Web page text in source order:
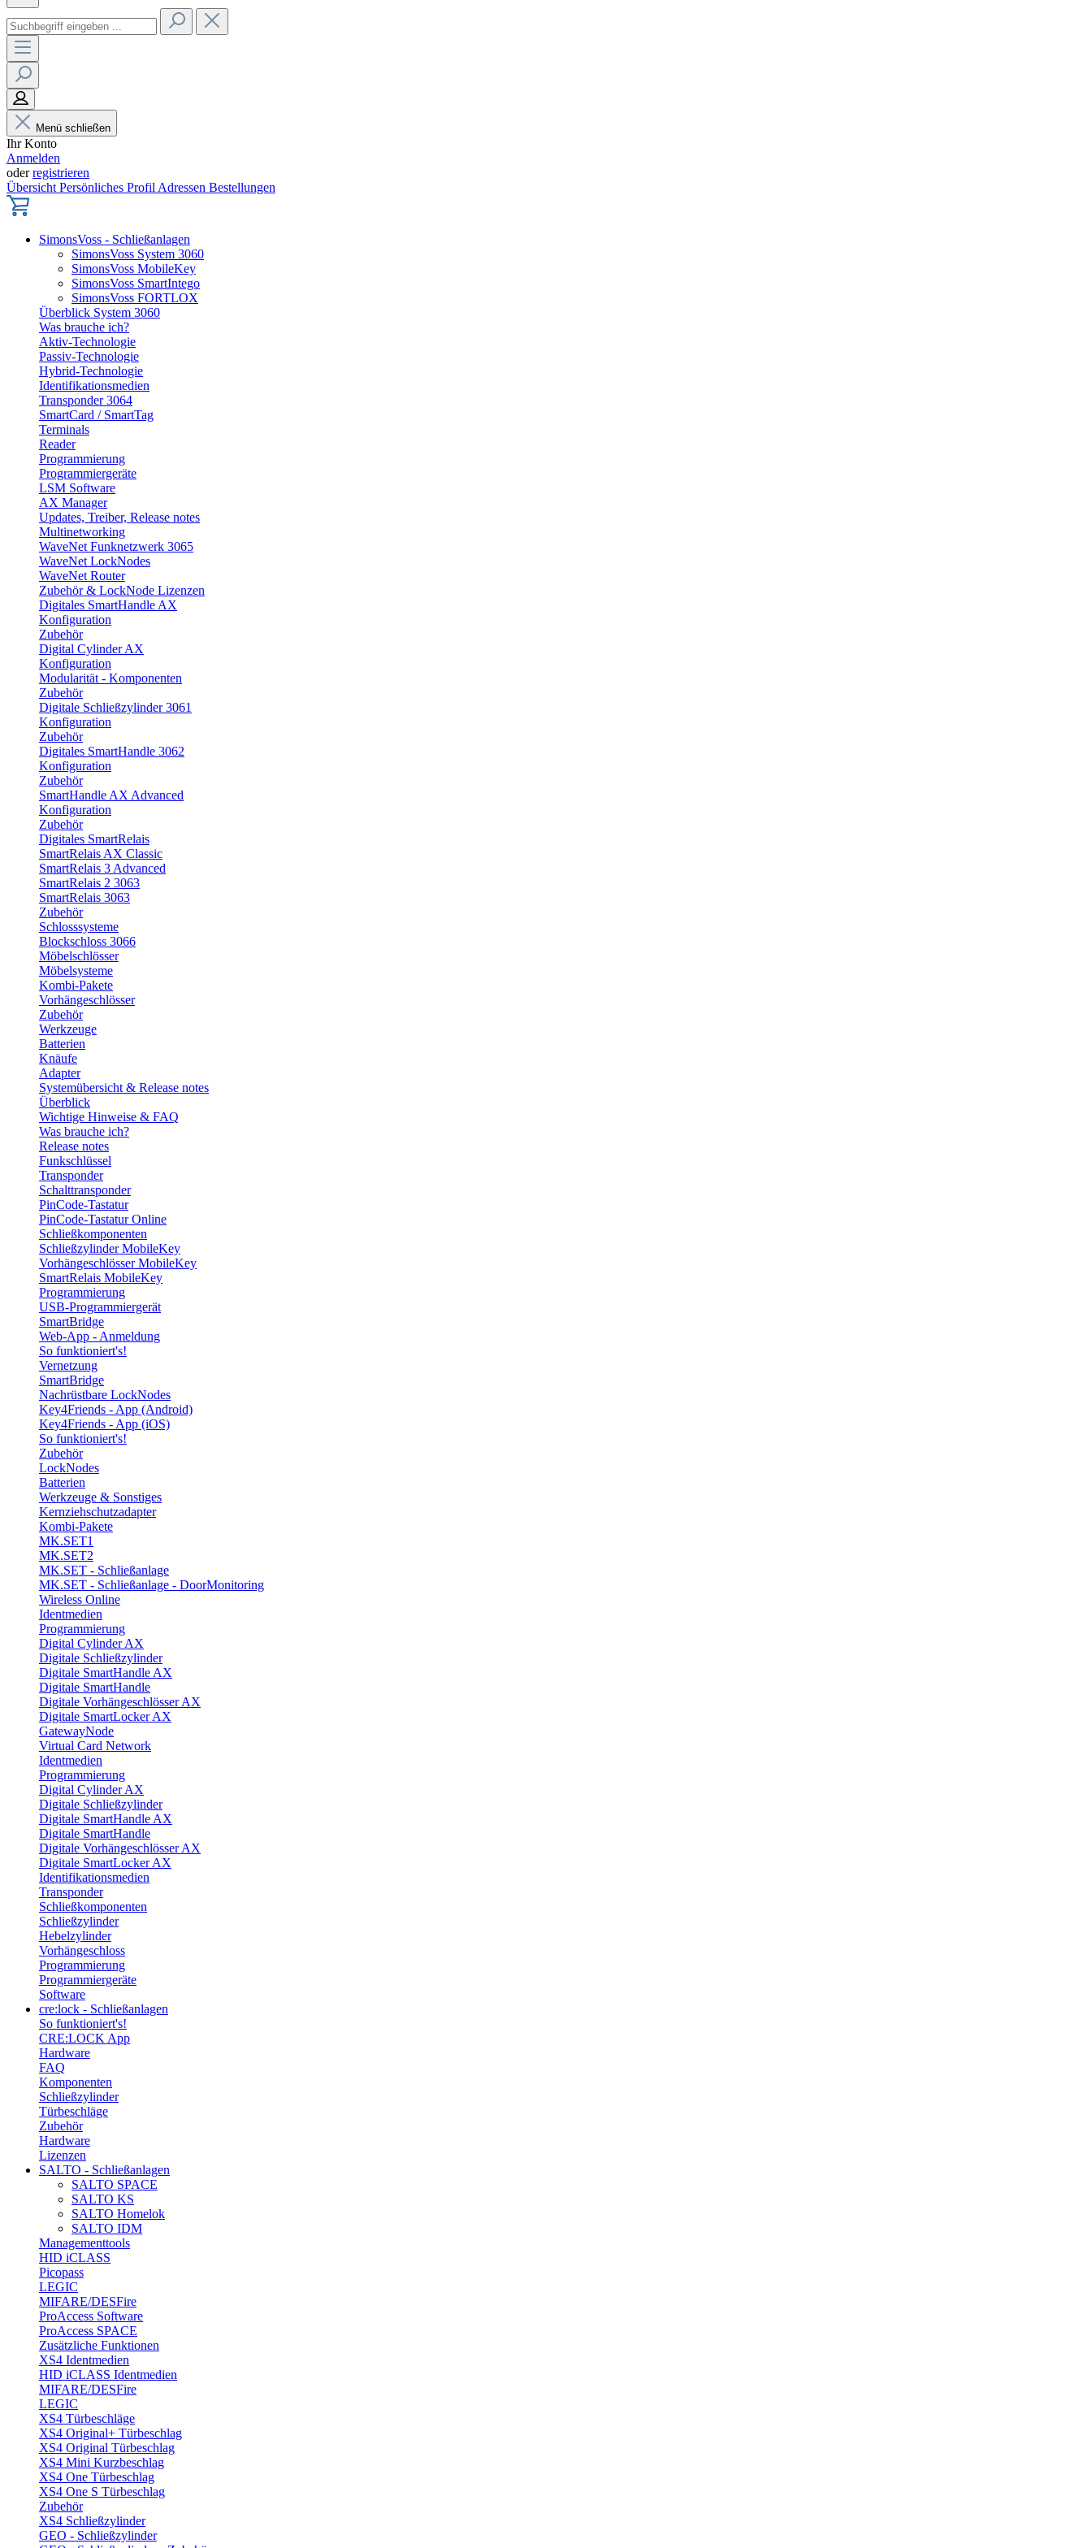
Menü schließen
Ihr Konto
Anmelden
oderregistrieren
Übersicht Persönliches Profil Adressen Bestellungen
SimonsVoss - Schließanlagen
SimonsVoss System 3060
SimonsVoss MobileKey
SimonsVoss SmartIntego
SimonsVoss FORTLOX
Überblick System 3060
Was brauche ich?
Aktiv-Technologie
Passiv-Technologie
Hybrid-Technologie
Identifikationsmedien
Transponder 3064
SmartCard / SmartTag
Terminals
Reader
Programmierung
Programmiergeräte
LSM Software
AX Manager
Updates, Treiber, Release notes
Multinetworking
WaveNet Funknetzwerk 3065
WaveNet LockNodes
WaveNet Router
Zubehör & LockNode Lizenzen
Digitales SmartHandle AX
Konfiguration
Zubehör
Digital Cylinder AX
Konfiguration
Modularität - Komponenten
Zubehör
Digitale Schließzylinder 3061
Konfiguration
Zubehör
Digitales SmartHandle 3062
Konfiguration
Zubehör
SmartHandle AX Advanced
Konfiguration
Zubehör
Digitales SmartRelais
SmartRelais AX Classic
SmartRelais 3 Advanced
SmartRelais 2 3063
SmartRelais 3063
Zubehör
Schlosssysteme
Blockschloss 3066
Möbelschlösser
Möbelsysteme
Kombi-Pakete
Vorhängeschlösser
Zubehör
Werkzeuge
Batterien
Knäufe
Adapter
Systemübersicht & Release notes
Überblick
Wichtige Hinweise & FAQ
Was brauche ich?
Release notes
Funkschlüssel
Transponder
Schalttransponder
PinCode-Tastatur
PinCode-Tastatur Online
Schließkomponenten
Schließzylinder MobileKey
Vorhängeschlösser MobileKey
SmartRelais MobileKey
Programmierung
USB-Programmiergerät
SmartBridge
Web-App - Anmeldung
So funktioniert's!
Vernetzung
SmartBridge
Nachrüstbare LockNodes
Key4Friends - App (Android)
Key4Friends - App (iOS)
So funktioniert's!
Zubehör
LockNodes
Batterien
Werkzeuge & Sonstiges
Kernziehschutzadapter
Kombi-Pakete
MK.SET1
MK.SET2
MK.SET - Schließanlage
MK.SET - Schließanlage - DoorMonitoring
Wireless Online
Identmedien
Programmierung
Digital Cylinder AX
Digitale Schließzylinder
Digitale SmartHandle AX
Digitale SmartHandle
Digitale Vorhängeschlösser AX
Digitale SmartLocker AX
GatewayNode
Virtual Card Network
Identmedien
Programmierung
Digital Cylinder AX
Digitale Schließzylinder
Digitale SmartHandle AX
Digitale SmartHandle
Digitale Vorhängeschlösser AX
Digitale SmartLocker AX
Identifikationsmedien
Transponder
Schließkomponenten
Schließzylinder
Hebelzylinder
Vorhängeschloss
Programmierung
Programmiergeräte
Software
cre:lock - Schließanlagen
So funktioniert's!
CRE:LOCK App
Hardware
FAQ
Komponenten
Schließzylinder
Türbeschläge
Zubehör
Hardware
Lizenzen
SALTO - Schließanlagen
SALTO SPACE
SALTO KS
SALTO Homelok
SALTO IDM
Managementtools
HID iCLASS
Picopass
LEGIC
MIFARE/DESFire
ProAccess Software
ProAccess SPACE
Zusätzliche Funktionen
XS4 Identmedien
HID iCLASS Identmedien
MIFARE/DESFire
LEGIC
XS4 Türbeschläge
XS4 Original+ Türbeschlag
XS4 Original Türbeschlag
XS4 Mini Kurzbeschlag
XS4 One Türbeschlag
XS4 One S Türbeschlag
Zubehör
XS4 Schließzylinder
GEO - Schließzylinder